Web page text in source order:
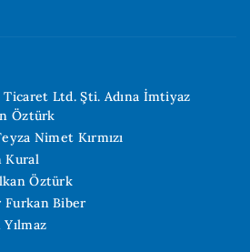
Ticaret Ltd. Şti. Adına İmtiyaz
Öztürk
Nimet Kırmızı
Kural
Öztürk
Furkan Biber